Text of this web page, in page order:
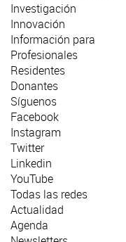
Investigación
Innovación
Información para
Profesionales
Residentes
Donantes
Síguenos
Facebook
Instagram
Twitter
Linkedin
YouTube
Todas las redes
Actualidad
Agenda